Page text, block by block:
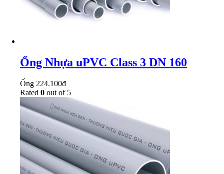
Ống Nhựa uPVC Class 3 DN 160
Ống 224.100₫
Rated 0 out of 5